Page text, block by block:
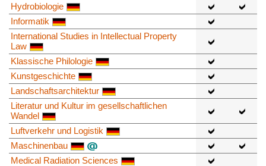
Hydrobiologie
Informatik
International Studies in Intellectual Property
Law
Klassische Philologie
Kunstgeschichte
Landschaftsarchitektur
Literatur und Kultur im gesellschaftlichen
Wandel
Luftverkehr und Logistik
Maschinenbau
Medical Radiation Sciences